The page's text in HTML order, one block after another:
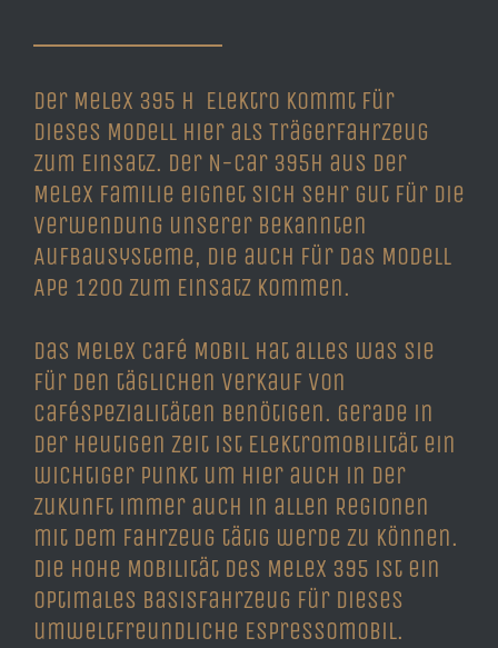
Der Melex 395 H Elektro kommt für
dieses Modell hier als Trägerfahrzeug
zum Einsatz. Der N-Car 395H aus der
Melex Familie eignet sich sehr gut für die
Verwendung unserer bekannten
Aufbausysteme, die auch für das Modell
Ape 1200 zum Einsatz kommen.
Das Melex Café Mobil hat alles was Sie
für den täglichen Verkauf von
Caféspezialitäten benötigen. Gerade in
der heutigen Zeit ist Elektromobilität ein
wichtiger Punkt um hier auch in der
Zukunft immer auch in allen Regionen
mit dem Fahrzeug tätig werde zu können.
Die hohe Mobilität des Melex 395 ist ein
optimales Basisfahrzeug für dieses
umweltfreundliche Espressomobil.